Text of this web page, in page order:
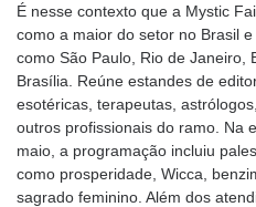
É nesse contexto que a Mystic
como a maior do setor no Brasil
como São Paulo, Rio de Janeiro,
Brasília. Reúne estandes de
esotéricas, terapeutas,
outros profissionais do ramo. Na
maio, a programação incluiu
como prosperidade, Wicca,
sagrado feminino. Além dos